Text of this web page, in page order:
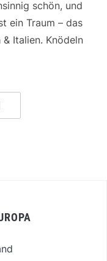
schön, und
ein Traum – das
Italien. Knödeln